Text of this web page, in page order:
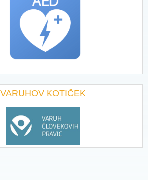
VARUHOV KOTIČEK